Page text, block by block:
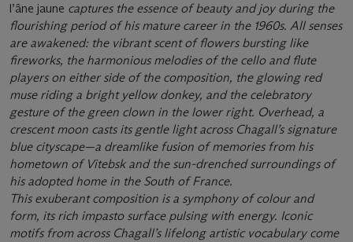
l’âne jaune captures the essence of beauty and joy during the
flourishing period of his mature career in the 1960s. All senses
are awakened: the vibrant scent of flowers bursting like
fireworks, the harmonious melodies of the cello and flute
players on either side of the composition, the glowing red
muse riding a bright yellow donkey, and the celebratory
gesture of the green clown in the lower right. Overhead, a
crescent moon casts its gentle light across Chagall’s signature
blue cityscape—a dreamlike fusion of memories from his
hometown of Vitebsk and the sun-drenched surroundings of
his adopted home in the South of France.
This exuberant composition is a symphony of colour and
form, its rich impasto surface pulsing with energy. Iconic
motifs from across Chagall’s lifelong artistic vocabulary come